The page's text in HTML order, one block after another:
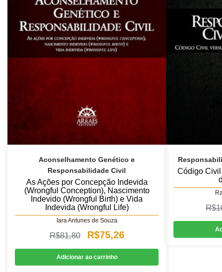
Aconselhamento Genético e
Responsabilidade Civil
As Ações por Concepção Indevida
(Wrongful Conception), Nascimento
Indevido (Wrongful Birth) e Vida
Indevida (Wrongful Life)
Iara Antunes de Souza
R$81,80
O
preço
original
R$75,26O
preço
atual
Adicionar ao carrinho
Código
R$